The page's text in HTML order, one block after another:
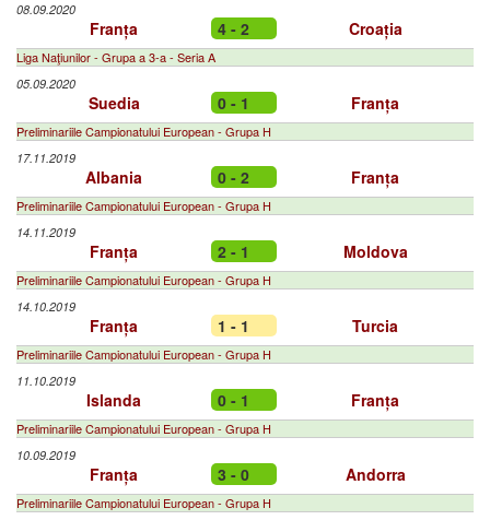
08.09.2020
Franța 4 - 2 Croația
Liga Naţiunilor - Grupa a 3-a - Seria A
05.09.2020
Suedia 0 - 1 Franța
Preliminariile Campionatului European - Grupa H
17.11.2019
Albania 0 - 2 Franța
Preliminariile Campionatului European - Grupa H
14.11.2019
Franța 2 - 1 Moldova
Preliminariile Campionatului European - Grupa H
14.10.2019
Franța 1 - 1 Turcia
Preliminariile Campionatului European - Grupa H
11.10.2019
Islanda 0 - 1 Franța
Preliminariile Campionatului European - Grupa H
10.09.2019
Franța 3 - 0 Andorra
Preliminariile Campionatului European - Grupa H